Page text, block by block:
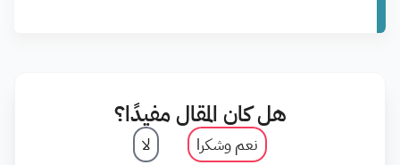
هل كان المقال مفيدًا؟
نعم وشكرا لا